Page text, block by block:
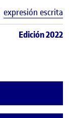
expresión escrita
Edición 2022